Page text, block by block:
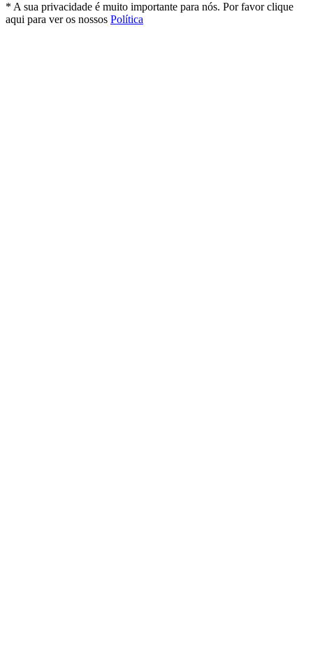
* A sua privacidade é muito importante para nós. Por favor clique
aqui para ver os nossos Política